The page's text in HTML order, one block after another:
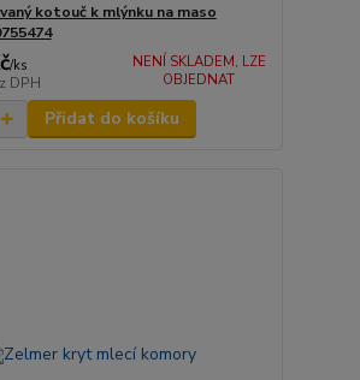
kotouč k mlýnku na maso
/ks
DPH
NENÍ SKLADEM, LZE
OBJEDNAT
Přidat do košíku